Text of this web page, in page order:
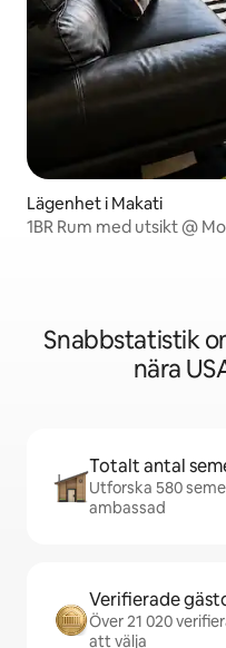
Lägenhet i Makati
1BR Rum med utsikt @
Snabbstatistik
nära
Totalt antal
Utforska 580
ambassad
Verifierade
Över 21 020
att välja